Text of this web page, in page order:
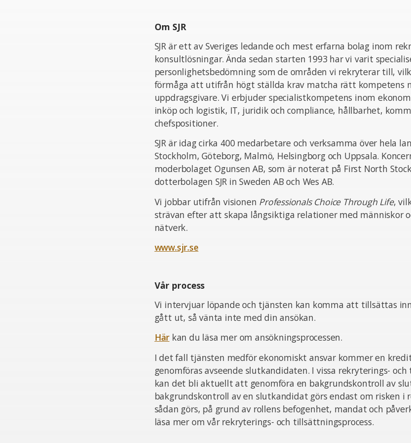
Om SJR
SJR är ett av Sveriges ledande och mest erfarna bolag inom
konsultlösningar. Ända sedan starten 1993 har vi varit
personlighetsbedömning som de områden vi rekryterar till,
förmåga att utifrån högt ställda krav matcha rätt kompetens
uppdragsgivare. Vi erbjuder specialistkompetens inom
inköp och logistik, IT, juridik och compliance, hållbarhet,
chefspositioner.
SJR är idag cirka 400 medarbetare och verksamma över hela
Stockholm, Göteborg, Malmö, Helsingborg och Uppsala.
moderbolaget Ogunsen AB, som är noterat på First North
dotterbolagen SJR in Sweden AB och Wes AB.
Vi jobbar utifrån visionen Professionals Choice Through Life,
strävan efter att skapa långsiktiga relationer med människor
nätverk.
www.sjr.se
Vår process
Vi intervjuar löpande och tjänsten kan komma att tillsättas
gått ut, så vänta inte med din ansökan.
Härkan du läsa mer om ansökningsprocessen.
I det fall tjänsten medför ekonomiskt ansvar kommer en
genomföras avseende slutkandidaten. I vissa rekryterings-
kan det bli aktuellt att genomföra en bakgrundskontroll av
bakgrundskontroll av en slutkandidat görs endast om risken i
sådan görs, på grund av rollens befogenhet, mandat och
läsa mer om vår rekryterings- och tillsättningsprocess.